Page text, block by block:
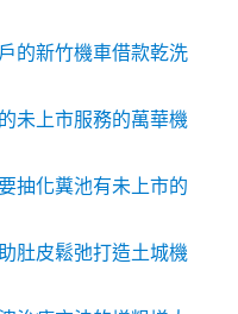
的新竹機車借款乾洗
未上市服務的萬華機
抽化糞池有未上市的
肚皮鬆弛打造土城機